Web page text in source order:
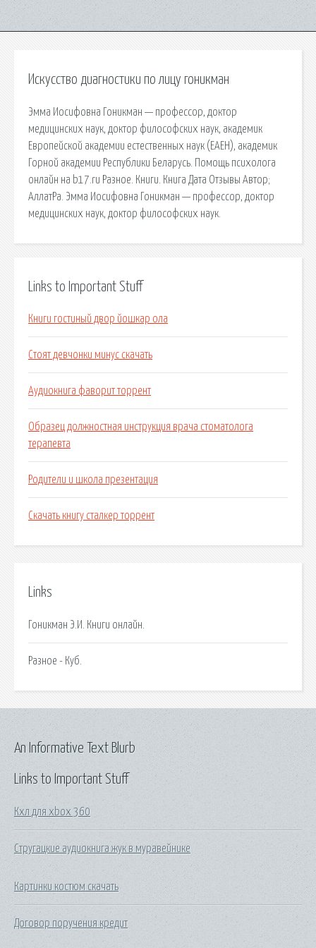
Искусство диагностики по лицу гоникман
Эмма Иосифовна Гоникман — профессор, доктор
медицинских наук, доктор философских наук, академик
Европейской академии естественных наук (ЕАЕН), академик
Горной академии Республики Беларусь. Помощь психолога
онлайн на b17.ru Разное. Книги. Книга Дата Отзывы Автор;
АллатРа. Эмма Иосифовна Гоникман — профессор, доктор
медицинских наук, доктор философских наук.
Links to Important Stuff
Книги гостиный двор йошкар ола
Стоят девчонки минус скачать
Аудиокнига фаворит торрент
Образец должностная инструкция врача стоматолога
терапевта
Родители и школа презентация
Скачать книгу сталкер торрент
Links
Гоникман Э.И. Книги онлайн.
Разное - Куб.
Links to Important Stuff
Кхл для xbox 360
Стругацкие аудиокнига жук в муравейнике
Картинки костюм скачать
Договор поручения кредит
An Informative Text Blurb